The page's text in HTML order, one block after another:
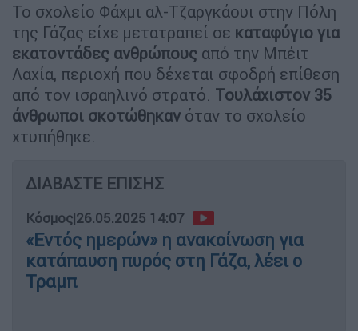
Το σχολείο Φάχμι αλ-Τζαργκάουι στην Πόλη
της Γάζας είχε μετατραπεί σε καταφύγιο για
εκατοντάδες ανθρώπους από την Μπέιτ
Λαχία, περιοχή που δέχεται σφοδρή επίθεση
από τον ισραηλινό στρατό. Τουλάχιστον 35
άνθρωποι σκοτώθηκαν όταν το σχολείο
χτυπήθηκε.
ΔΙΑΒΑΣΤΕ ΕΠΙΣΗΣ
Κόσμος|26.05.2025 14:07
«Εντός ημερών» η ανακοίνωση για
κατάπαυση πυρός στη Γάζα, λέει ο
Τραμπ